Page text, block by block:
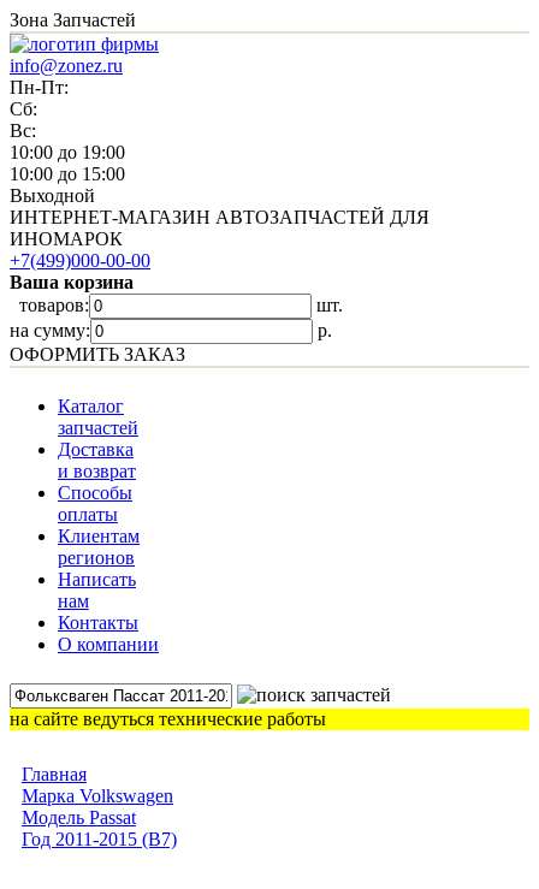
Зона Запчастей
info@zonez.ru
Пн-Пт:
Сб:
Вс:
10:00 до 19:00
10:00 до 15:00
Выходной
ИНТЕРНЕТ-МАГАЗИН АВТОЗАПЧАСТЕЙ ДЛЯ
ИНОМАРОК
+7(499)000-00-00
Ваша корзина
товаров:
шт.
на сумму:
p.
ОФОРМИТЬ ЗАКАЗ
Каталог
запчастей
Доставка
и возврат
Способы
оплаты
Клиентам
регионов
Написать
нам
Контакты
О компании
на сайте ведуться технические работы
Главная
Марка Volkswagen
Модель Passat
Год 2011-2015 (B7)